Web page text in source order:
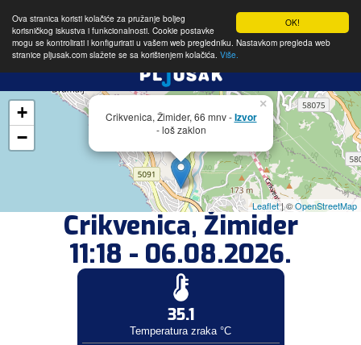
OK!
Ova stranica koristi kolačiće za pružanje boljeg
korisničkog iskustva i funkcionalnosti. Cookie postavke
mogu se kontrolirati i konfigurirati u vašem web pregledniku. Nastavkom pregleda web
stranice pljusak.com slažete se sa korištenjem kolačića. Više.
Crikvenica, Žimider, 66 mnv -Izvor
- loš zaklon
×
+
−
Leaflet| ©OpenStreetMap
Crikvenica, Žimider
11:18 - 06.08.2026.
35.1
Temperatura zraka °C